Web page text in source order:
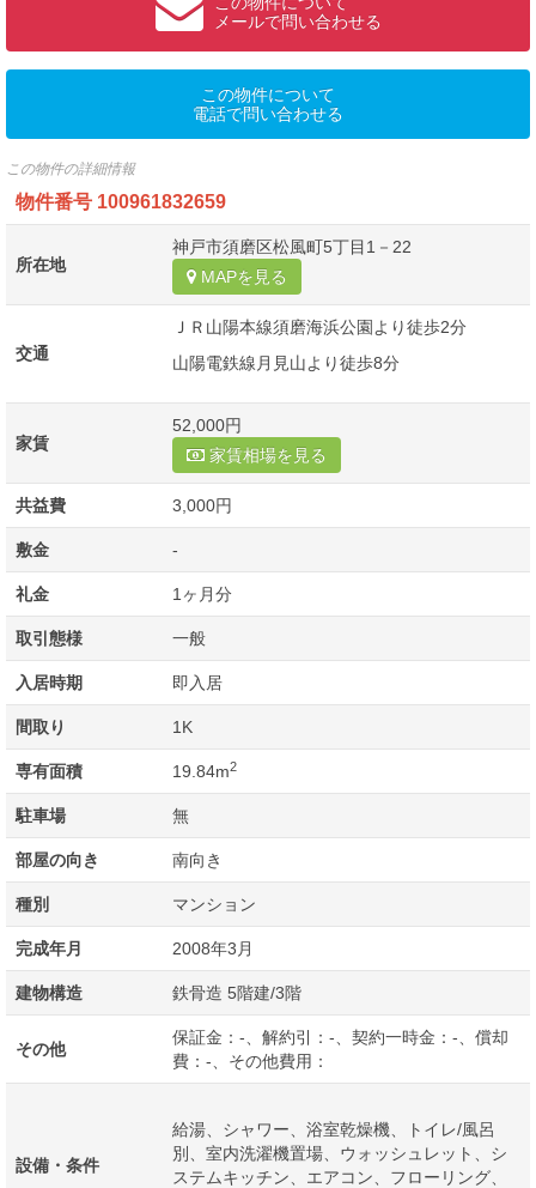
メールで問い合わせる
この物件について
電話で問い合わせる
この物件の詳細情報
物件番号 100961832659
所在地
神戸市須磨区松風町5丁目1－22
MAPを見る
交通
ＪＲ山陽本線須磨海浜公園より徒歩2分
山陽電鉄線月見山より徒歩8分
家賃
52,000円
家賃相場を見る
共益費 3,000円
敷金 -
礼金 1ヶ月分
取引態様 一般
入居時期 即入居
間取り 1K
専有面積 19.84m2
駐車場 無
部屋の向き 南向き
種別 マンション
完成年月 2008年3月
建物構造 鉄骨造 5階建/3階
その他
保証金：-、解約引：-、契約一時金：-、償却
費：-、その他費用：
設備・条件
給湯、シャワー、浴室乾燥機、トイレ/風呂
別、室内洗濯機置場、ウォッシュレット、シ
ステムキッチン、エアコン、フローリング、